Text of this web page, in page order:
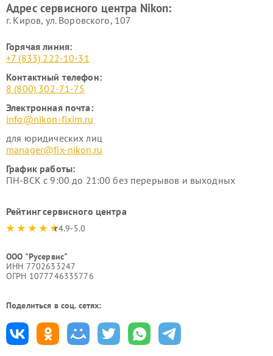
Адрес сервисного центра Nikon:
г. Киров, ул. Воровского, 107
Горячая линия:
+7 (833) 222-10-31
Контактный телефон:
8 (800) 302-71-75
Электронная почта:
info@nikon-fixim.ru
для юридических лиц
manager@fix-nikon.ru
График работы:
ПН-ВСК с 9:00 до 21:00 без перерывов и выходных
Рейтинг сервисного центра
4.9-5.0
ООО "Русервис"
ИНН 7702633247
ОГРН 1077746335776
Поделиться в соц. сетях: